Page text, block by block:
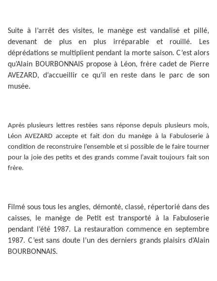
Suite à l’arrêt des visites, le manège est vandalisé et pillé,
devenant de plus en plus irréparable et rouillé. Les
déprédations se multiplient pendant la morte saison. C’est alors
qu’Alain BOURBONNAIS propose à Léon, frère cadet de Pierre
AVEZARD, d’accueillir ce qu’il en reste dans le parc de son
musée.
Après plusieurs lettres restées sans réponse depuis plusieurs mois,
Léon AVEZARD accepte et fait don du manège à la Fabuloserie à
condition de reconstruire l’ensemble et si possible de le faire tourner
pour la joie des petits et des grands comme l’avait toujours fait son
frère.
Filmé sous tous les angles, démonté, classé, répertorié dans des
caisses, le manège de Petit est transporté à la Fabuloserie
pendant l’été 1987. La restauration commence en septembre
1987. C’est sans doute l’un des derniers grands plaisirs d’Alain
BOURBONNAIS.